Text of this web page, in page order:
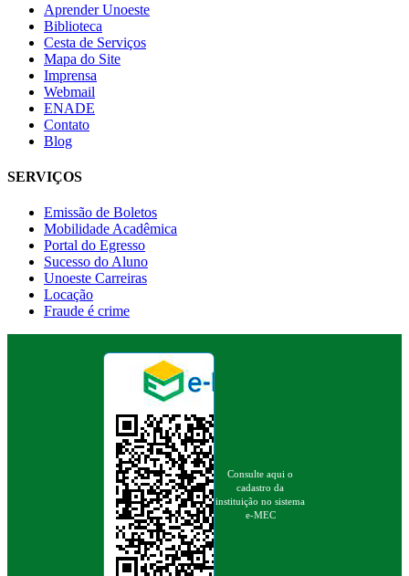
Aprender Unoeste
Biblioteca
Cesta de Serviços
Mapa do Site
Imprensa
Webmail
ENADE
Contato
Blog
SERVIÇOS
Emissão de Boletos
Mobilidade Acadêmica
Portal do Egresso
Sucesso do Aluno
Unoeste Carreiras
Locação
Fraude é crime
Consulte aqui o
cadastro da
instituição no sistema
e-MEC